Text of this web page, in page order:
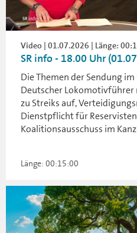
Video | 01.07.2026 | Länge:
SR info - 18.00 Uhr
Die Themen der Sendung
Deutscher
zu Streiks auf,
Dienstpflicht für
Koalitionsausschuss im
Länge: 00:15:00